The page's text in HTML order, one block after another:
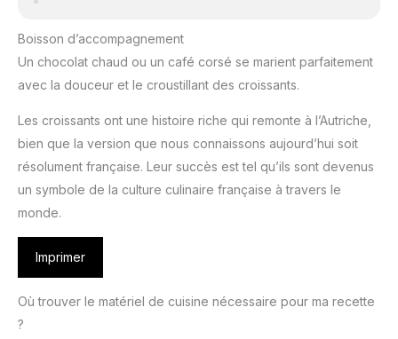
Boisson d’accompagnement
Un chocolat chaud ou un café corsé se marient parfaitement
avec la douceur et le croustillant des croissants.
Les croissants ont une histoire riche qui remonte à l’Autriche,
bien que la version que nous connaissons aujourd’hui soit
résolument française. Leur succès est tel qu’ils sont devenus
un symbole de la culture culinaire française à travers le
monde.
Imprimer
Où trouver le matériel de cuisine nécessaire pour ma recette
?